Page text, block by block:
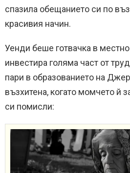
спазила обещанието си по
красивия начин.
Уенди беше готвачка в
инвестира голяма част от
пари в образованието на
възхитена, когато момчето й
си помисли: